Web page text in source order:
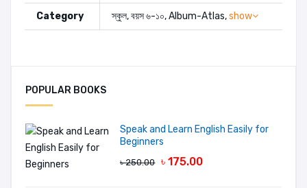
Category স্কুল,বয়স ৬-১০,Album-Atlas,show
MARIA AKTER
আমার ২ সেট বই লাগবে আগের বইটি সঠিক সময় দেওয়ার
জন্য ধন্যবাদ
POPULAR BOOKS
Speak and Learn English Easily for
Beginners
৳ 250.00 ৳ 175.00